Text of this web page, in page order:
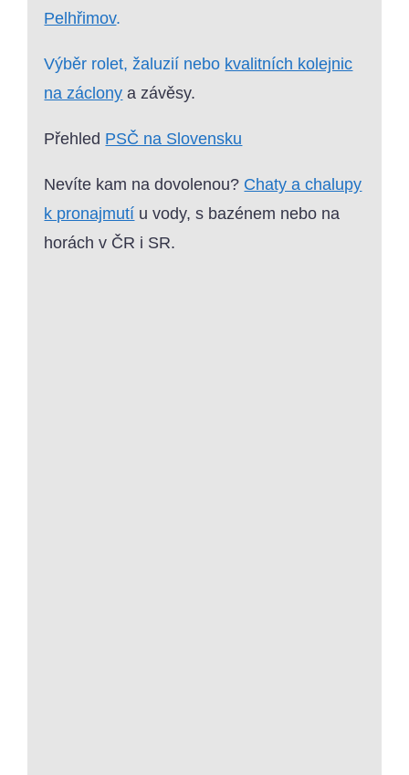
Pelhřimov.
Výběr rolet, žaluzií nebo kvalitních kolejnic
na záclony a závěsy.
Přehled PSČ na Slovensku
Nevíte kam na dovolenou? Chaty a chalupy
k pronajmutí u vody, s bazénem nebo na
horách v ČR i SR.